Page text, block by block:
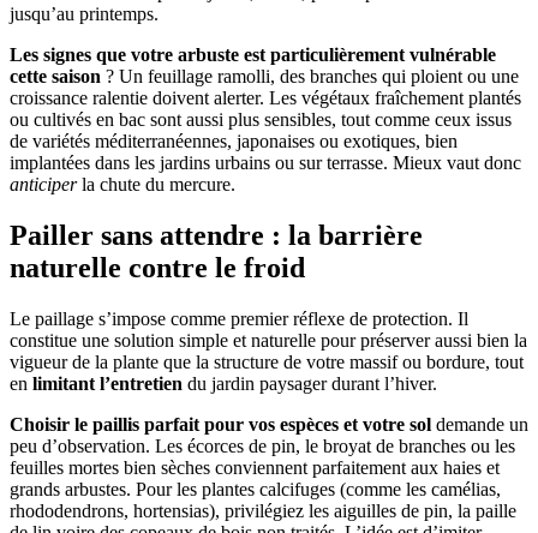
jusqu’au printemps.
Les signes que votre arbuste est particulièrement vulnérable
cette saison ? Un feuillage ramolli, des branches qui ploient ou une
croissance ralentie doivent alerter. Les végétaux fraîchement plantés
ou cultivés en bac sont aussi plus sensibles, tout comme ceux issus
de variétés méditerranéennes, japonaises ou exotiques, bien
implantées dans les jardins urbains ou sur terrasse. Mieux vaut donc
anticiperla chute du mercure.
Pailler sans attendre : la barrière
naturelle contre le froid
Le paillage s’impose comme premier réflexe de protection. Il
constitue une solution simple et naturelle pour préserver aussi bien la
vigueur de la plante que la structure de votre massif ou bordure, tout
en limitant l’entretien du jardin paysager durant l’hiver.
Choisir le paillis parfait pour vos espèces et votre sol demande un
peu d’observation. Les écorces de pin, le broyat de branches ou les
feuilles mortes bien sèches conviennent parfaitement aux haies et
grands arbustes. Pour les plantes calcifuges (comme les camélias,
rhododendrons, hortensias), privilégiez les aiguilles de pin, la paille